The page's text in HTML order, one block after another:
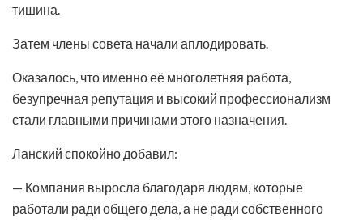
тишина.
Затем члены совета начали аплодировать.
Оказалось, что именно её многолетняя работа,
безупречная репутация и высокий профессионализм
стали главными причинами этого назначения.
Ланский спокойно добавил:
— Компания выросла благодаря людям, которые
работали ради общего дела, а не ради собственного